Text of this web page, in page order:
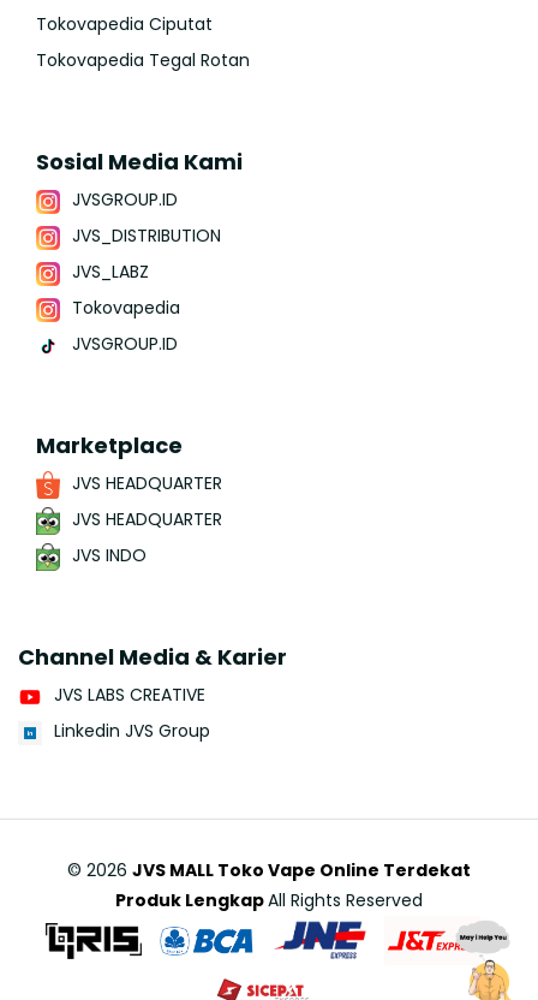
Tokovapedia Ciputat
Tokovapedia Tegal Rotan
Sosial Media Kami
JVSGROUP.ID
JVS_DISTRIBUTION
JVS_LABZ
Tokovapedia
JVSGROUP.ID
Marketplace
JVS HEADQUARTER
JVS HEADQUARTER
JVS INDO
Channel Media & Karier
JVS LABS CREATIVE
Linkedin JVS Group
© 2026 JVS MALL Toko Vape Online Terdekat
Produk LengkapAll Rights Reserved